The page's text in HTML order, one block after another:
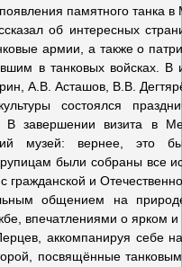
памятного танка
об интересных
армии, а также о
в танковых войсках.
А.В. Асташов, В.В.
состоялся
В завершении визита в
музей: вернее, это
были собраны все
гражданской и
общением на
впечатлениями о
аккомпанируя себе
посвящённые